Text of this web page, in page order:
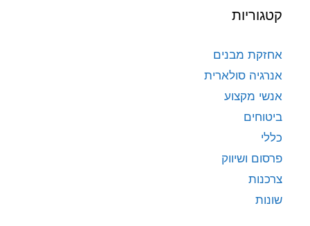
קטגוריות
אחזקת מבנים
אנרגיה סולארית
אנשי מקצוע
ביטוחים
כללי
פרסום ושיווק
צרכנות
שונות